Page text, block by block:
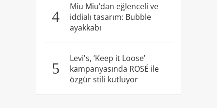
4
Miu Miu’dan eğlenceli ve
iddialı tasarım: Bubble
ayakkabı
5
Levi's, ‘Keep it Loose’
kampanyasında ROSÉ ile
özgür stili kutluyor